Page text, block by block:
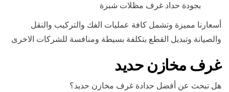
بجودة حداد غرف مظلات شبرة
أسعارنا مميزة وتشمل كافة عمليات الفك والتركيب والنقل
والصيانة وتبديل القطع بتكلفة بسيطة ومنافسة للشركات الاخرى
غرف مخازن حديد
هل تبحث عن أفضل حدادة غرف مخازن حديد؟